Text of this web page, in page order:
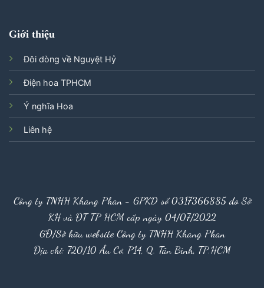
Giới thiệu
Đôi dòng về Nguyệt Hỷ
Điện hoa TPHCM
Ý nghĩa Hoa
Liên hệ
Công ty TNHH Khang Phan - GPKD số 0317366885 do Sở
KH và ĐT TP HCM cấp ngày 04/07/2022
GĐ/Sở hữu website Công ty TNHH Khang Phan
Địa chỉ: 720/10 Âu Cơ, P14, Q. Tân Bình, TP.HCM